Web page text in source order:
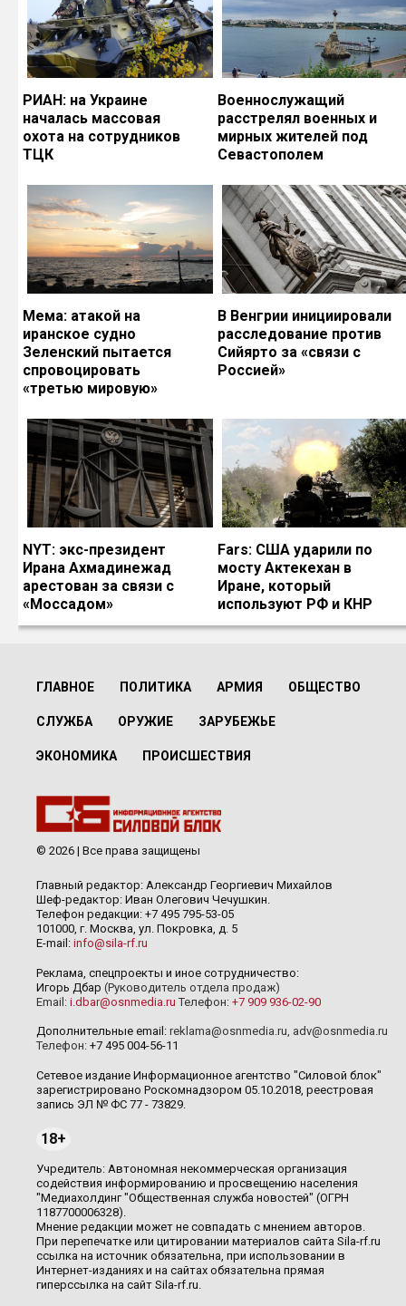
РИАН: на Украине
началась массовая
охота на сотрудников
ТЦК
Военнослужащий
расстрелял военных и
мирных жителей под
Севастополем
Мема: атакой на
иранское судно
Зеленский пытается
спровоцировать
«третью мировую»
В Венгрии инициировали
расследование против
Сийярто за «связи с
Россией»
NYT: экс-президент
Ирана Ахмадинежад
арестован за связи с
«Моссадом»
Fars: США ударили по
мосту Актекехан в
Иране, который
используют РФ и КНР
ГЛАВНОЕ ПОЛИТИКА АРМИЯ ОБЩЕСТВО
СЛУЖБА ОРУЖИЕ ЗАРУБЕЖЬЕ
ЭКОНОМИКА ПРОИСШЕСТВИЯ
© 2026 | Все права защищены
Главный редактор: Александр Георгиевич Михайлов
Шеф-редактор: Иван Олегович Чечушкин.
Телефон редакции: +7 495 795-53-05
101000, г. Москва, ул. Покровка, д. 5
E-mail: info@sila-rf.ru
Реклама, спецпроекты и иное сотрудничество:
Игорь Дбар (Руководитель отдела продаж)
Email: i.dbar@osnmedia.ru Телефон: +7 909 936-02-90
Дополнительные email: reklama@osnmedia.ru, adv@osnmedia.ru
Телефон: +7 495 004-56-11
Сетевое издание Информационное агентство "Силовой блок"
зарегистрировано Роскомнадзором 05.10.2018, реестровая
запись ЭЛ № ФС 77 - 73829.
18+
Учредитель: Автономная некоммерческая организация
содействия информированию и просвещению населения
"Медиахолдинг "Общественная служба новостей" (ОГРН
1187700006328).
Мнение редакции может не совпадать с мнением авторов.
При перепечатке или цитировании материалов сайта Sila-rf.ru
ссылка на источник обязательна, при использовании в
Интернет-изданиях и на сайтах обязательна прямая
гиперссылка на сайт Sila-rf.ru.